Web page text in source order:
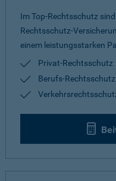
Im Top-Rechtsschutz
Rechtsschutz-
einem leistungsstarken
Privat-Rechtsschutz
Berufs-Rechtsschutz